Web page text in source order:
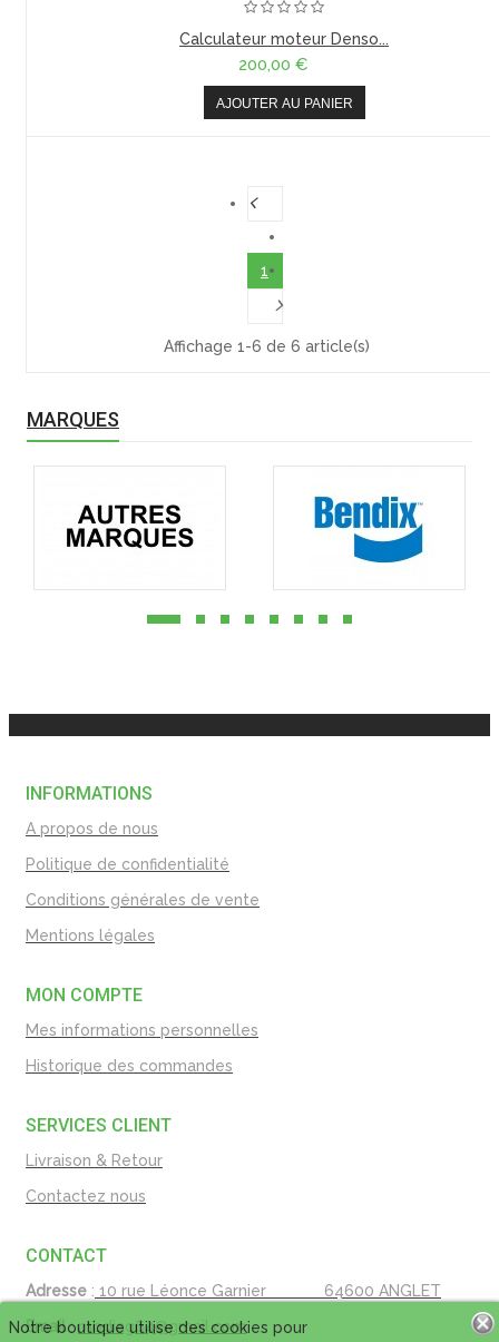
Notre boutique utilise des cookies pour
Calculateur moteur Denso...
200,00 €
AJOUTER AU PANIER
1
Affichage 1-6 de 6 article(s)
MARQUES
INFORMATIONS
A propos de nous
Politique de confidentialité
Conditions générales de vente
Mentions légales
MON COMPTE
Mes informations personnelles
Historique des commandes
SERVICES CLIENT
Livraison & Retour
Contactez nous
CONTACT
Adresse : 10 rue Léonce Garnier 64600 ANGLET
Email:mbdiag64@gmail.com